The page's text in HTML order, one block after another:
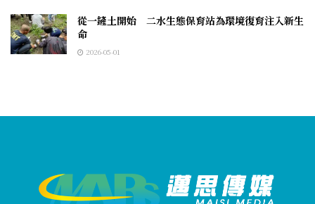
從一鏟土開始 二水生態保育站為環境復育注入新生
命
2026-05-01